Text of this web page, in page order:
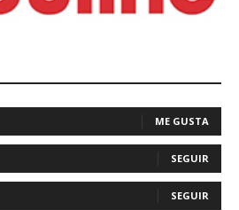
ME GUSTA
SEGUIR
SEGUIR